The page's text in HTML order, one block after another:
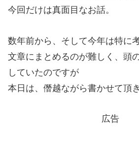
今回だけは真面目なお話。
数年前から、そして今年は特に
文章にまとめるのが難しく、頭
していたのですが
本日は、僭越ながら書かせて頂
広告